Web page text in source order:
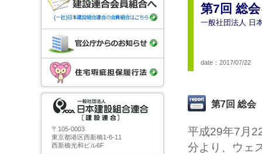
第7回 総
一般社団法人 日
date：2017/07/22
第7回 総会
平成29年7月
分より、ウェ
〒105-0003
東京都港区西新橋1-6-11
西新橋光和ビル6F